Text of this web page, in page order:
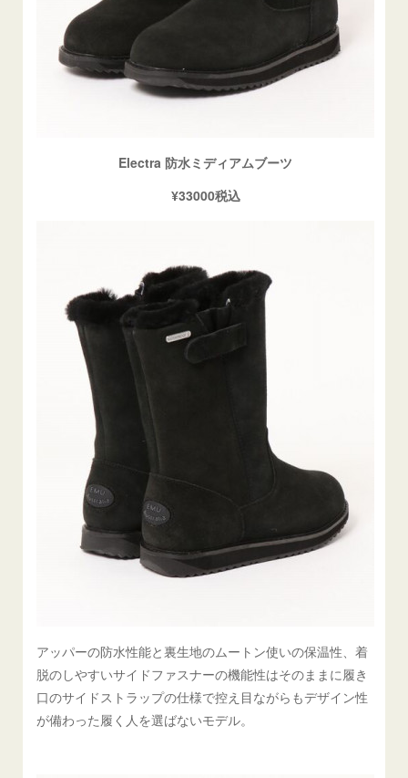
Electra 防水ミディアムブーツ
¥33000税込
アッパーの防水性能と裏生地のムートン使いの保温性、着
脱のしやすいサイドファスナーの機能性はそのままに履き
口のサイドストラップの仕様で控え目ながらもデザイン性
が備わった履く人を選ばないモデル。